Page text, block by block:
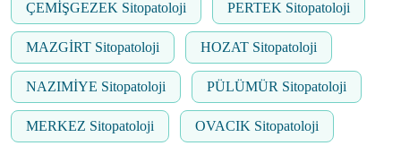
ÇEMİŞGEZEK Sitopatoloji PERTEK Sitopatoloji
MAZGİRT Sitopatoloji HOZAT Sitopatoloji
NAZIMİYE Sitopatoloji PÜLÜMÜR Sitopatoloji
MERKEZ Sitopatoloji OVACIK Sitopatoloji